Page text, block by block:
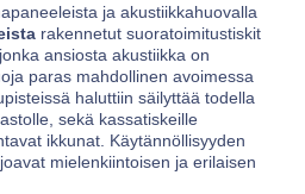
ja akustiikkahuovalla
rakennetut suoratoimitustiskit
ansiosta akustiikka on
paras mahdollinen avoimessa
haluttiin säilyttää todella
sekä kassatiskeille
ikkunat. Käytännöllisyyden
mielenkiintoisen ja erilaisen